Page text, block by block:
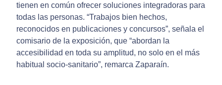
tienen en común ofrecer soluciones integradoras para
todas las personas. “Trabajos bien hechos,
reconocidos en publicaciones y concursos”, señala el
comisario de la exposición, que “abordan la
accesibilidad en toda su amplitud, no solo en el más
habitual socio-sanitario”, remarca Zaparaín.